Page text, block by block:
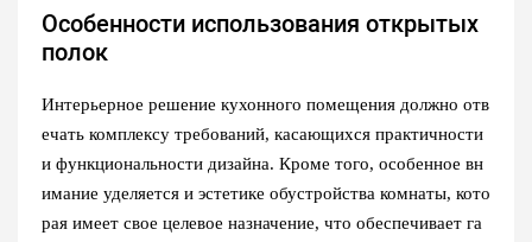
Особенности использования открытых
полок
Интерьерное решение кухонного помещения должно отв
ечать комплексу требований, касающихся практичности
и функциональности дизайна. Кроме того, особенное вн
имание уделяется и эстетике обустройства комнаты, кото
рая имеет свое целевое назначение, что обеспечивает га